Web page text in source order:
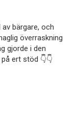
bärgare, och
överraskning
gjorde i den
ert stöd 👇👇